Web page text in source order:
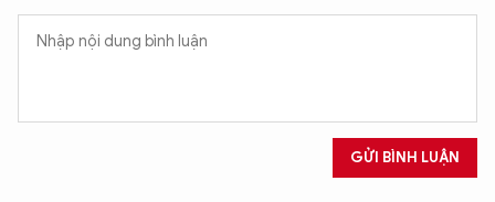
GỬI BÌNH LUẬN
An Ninh Thủ Đô nhé. Tôi sẵn sàng hỗ trợ!